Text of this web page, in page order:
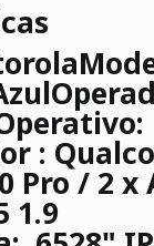
:
Pro / 2 x
1.9